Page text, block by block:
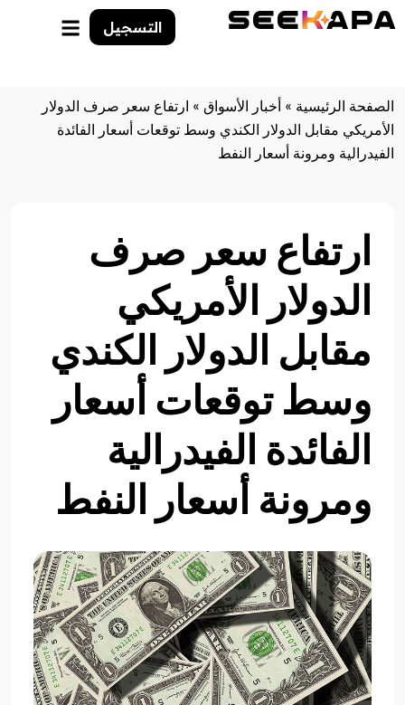
التسجيل
الصفحة الرئيسية » أخبار الأسواق » ارتفاع سعر صرف الدولار
الأمريكي مقابل الدولار الكندي وسط توقعات أسعار الفائدة
الفيدرالية ومرونة أسعار النفط
ارتفاع سعر صرف
الدولار الأمريكي
مقابل الدولار الكندي
وسط توقعات أسعار
الفائدة الفيدرالية
ومرونة أسعار النفط